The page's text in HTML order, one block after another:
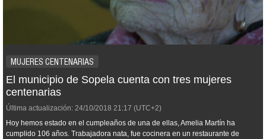
MUJERES CENTENARIAS
El municipio de Sopela cuenta con tres mujeres
centenarias
Última actualización: 24/10/2018 21:17 (UTC+2)
Hoy hemos estado en el cumpleaños de una de ellas, Amelia Martín ha
cumplido 106 años. Trabajadora nata, fue cocinera en un restaurante de